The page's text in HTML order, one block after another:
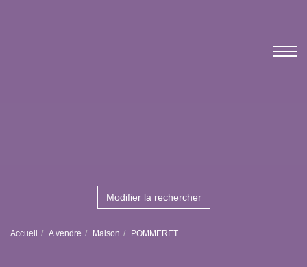
Modifier la rechercher
Accueil A vendre Maison POMMERET